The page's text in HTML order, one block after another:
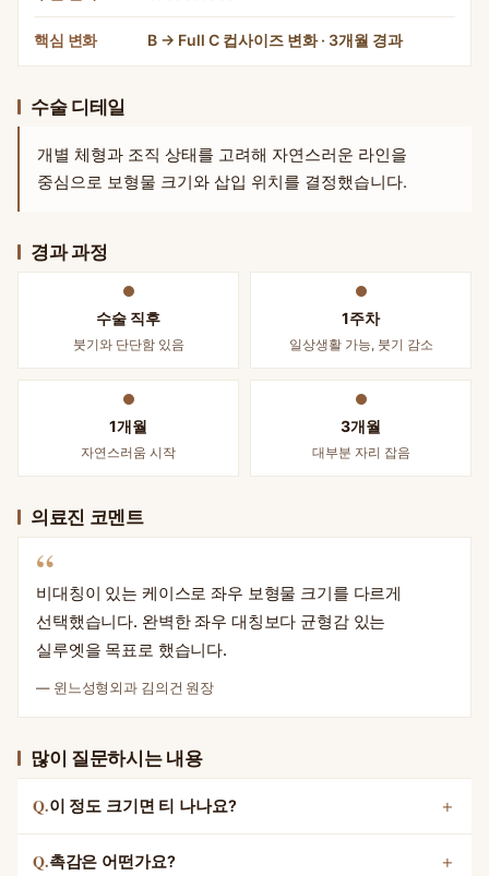
핵심 변화 B → Full C 컵사이즈 변화 · 3개월 경과
수술 디테일
개별 체형과 조직 상태를 고려해 자연스러운 라인을
중심으로 보형물 크기와 삽입 위치를 결정했습니다.
경과 과정
수술 직후
붓기와 단단함 있음
1주차
일상생활 가능, 붓기 감소
1개월
자연스러움 시작
3개월
대부분 자리 잡음
의료진 코멘트
“
비대칭이 있는 케이스로 좌우 보형물 크기를 다르게
선택했습니다. 완벽한 좌우 대칭보다 균형감 있는
실루엣을 목표로 했습니다.
— 윈느성형외과 김의건 원장
많이 질문하시는 내용
Q.이 정도 크기면 티 나나요?
Q.촉감은 어떤가요?